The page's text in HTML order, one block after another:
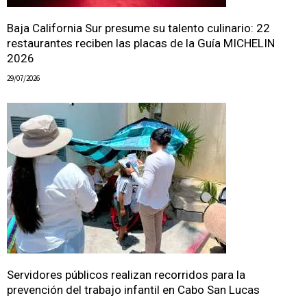
Baja California Sur presume su talento culinario: 22
restaurantes reciben las placas de la Guía MICHELIN
2026
29/07/2026
Servidores públicos realizan recorridos para la
prevención del trabajo infantil en Cabo San Lucas